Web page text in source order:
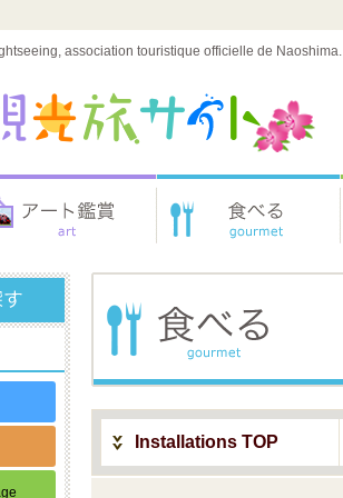
association touristique officielle de Naoshima.
Installations TOP